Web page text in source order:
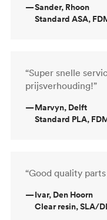
—Sander, Rhoon
Standard ASA,
“Super snelle
prijsverhouding!”
—Marvyn, Delft
Standard PLA,
“Good quality
—Ivar, Den Hoorn
Clear resin, SLA/